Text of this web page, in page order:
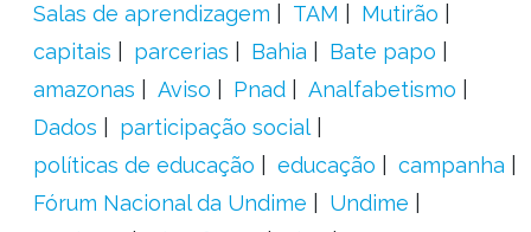
Salas de aprendizagem
TAM
Mutirão
capitais
parcerias Bahia
Bate papo
amazonas
Aviso Pnad
Analfabetismo
Dados
participação social
políticas de educação
educação
campanha
Fórum Nacional da Undime
Undime